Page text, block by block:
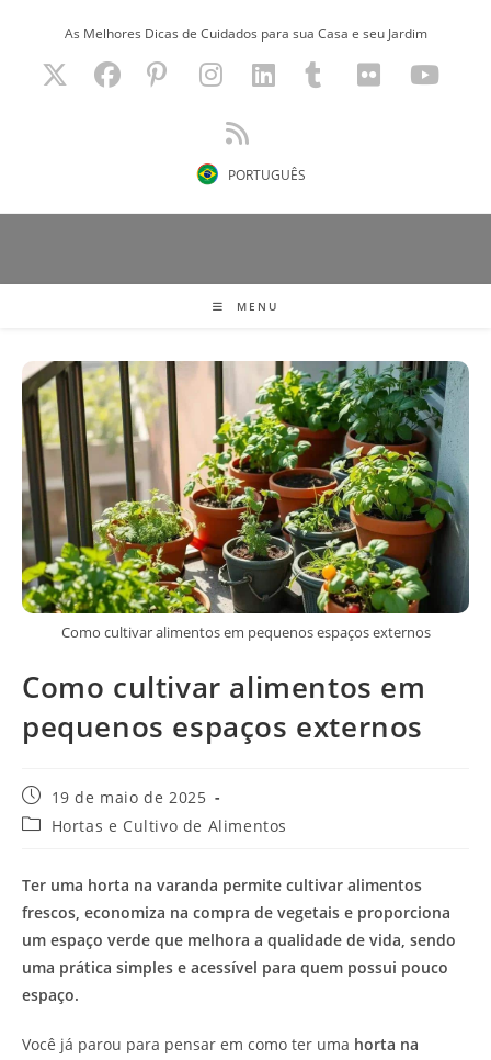
As Melhores Dicas de Cuidados para sua Casa e seu Jardim
PORTUGUÊS
MENU
Como cultivar alimentos em pequenos espaços externos
Como cultivar alimentos em
pequenos espaços externos
Post
publicado:
19 de maio de 2025
Categoria
Hortas e Cultivo de Alimentos
Ter uma horta na varanda permite cultivar alimentos
frescos, economiza na compra de vegetais e proporciona
um espaço verde que melhora a qualidade de vida, sendo
uma prática simples e acessível para quem possui pouco
espaço.
Você já parou para pensar em como ter uma horta na